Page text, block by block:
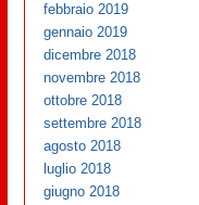
febbraio 2019
gennaio 2019
dicembre 2018
novembre 2018
ottobre 2018
settembre 2018
agosto 2018
luglio 2018
giugno 2018